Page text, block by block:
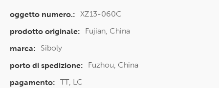
oggetto numero.: XZ13-060C
prodotto originale:
Fujian, China
marca:
Siboly
porto di spedizione:
Fuzhou, China
pagamento: TT, LC